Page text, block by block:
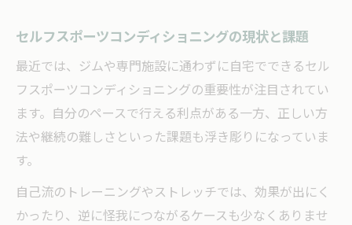
セルフスポーツコンディショニングの現状と課題
最近では、ジムや専門施設に通わずに自宅でできるセル
フスポーツコンディショニングの重要性が注目されてい
ます。自分のペースで行える利点がある一方、正しい方
法や継続の難しさといった課題も浮き彫りになっていま
す。
自己流のトレーニングやストレッチでは、効果が出にく
かったり、逆に怪我につながるケースも少なくありませ